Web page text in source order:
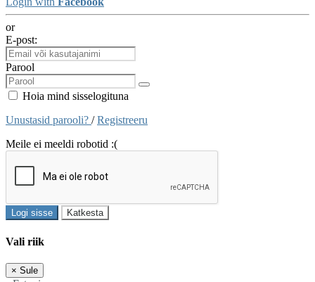
or
E-post:
Parool
Hoia mind sisselogituna
Unustasid parooli? /Registreeru
Meile ei meeldi robotid :(
Logi sisse Katkesta
Vali riik
× Sule